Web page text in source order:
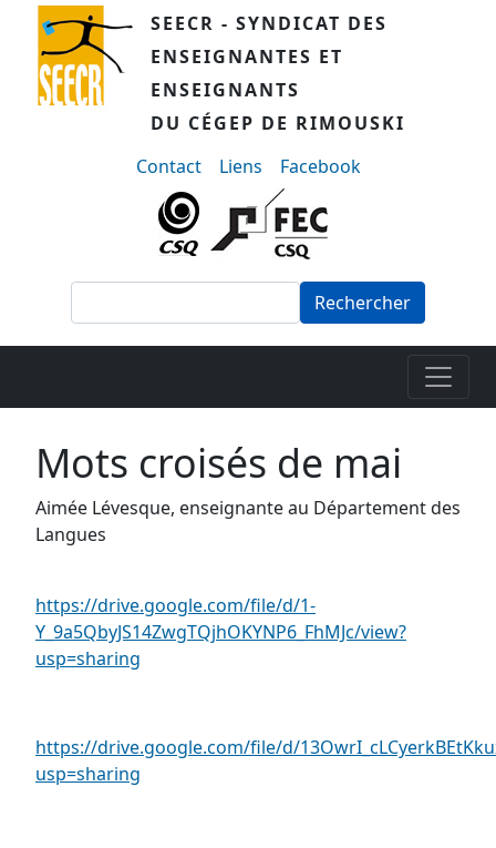
Aller au contenu principalSEECR - SYNDICAT DES
ENSEIGNANTES ET
ENSEIGNANTS
DU CÉGEP DE RIMOUSKI
menu-secondaire
Contact Liens Facebook
Mots croisés de mai
Aimée Lévesque, enseignante au Département des
Langues
https://drive.google.com/file/d/1-
Y_9a5QbyJS14ZwgTQjhOKYNP6_FhMJc/view?
usp=sharing
https://drive.google.com/file/d/
usp=sharing